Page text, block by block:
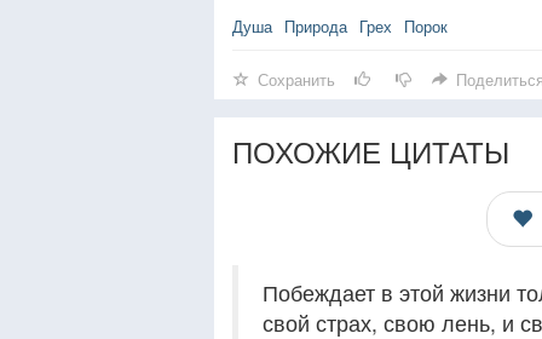
Душа Природа Грех Порок
Сохранить Поделиться
ПОХОЖИЕ ЦИТАТЫ
Побеждает в этой жизни
свой страх, свою лень, и